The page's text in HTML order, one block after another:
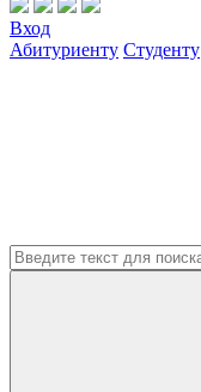
Вход
Абитуриенту Студенту